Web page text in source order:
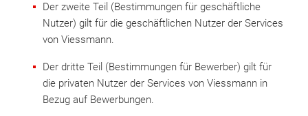
Der zweite Teil (Bestimmungen für geschäftliche
Nutzer) gilt für die geschäftlichen Nutzer der Services
von Viessmann.
Der dritte Teil (Bestimmungen für Bewerber) gilt für
die privaten Nutzer der Services von Viessmann in
Bezug auf Bewerbungen.